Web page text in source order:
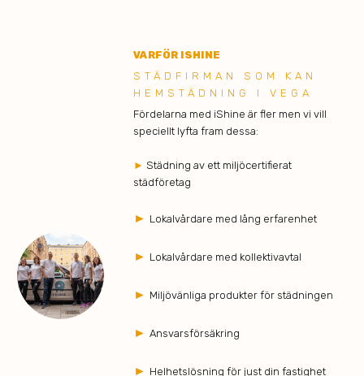
VARFÖR ISHINE
STÄDFIRMAN SOM KAN
HEMSTÄDNING I VEGA
Fördelarna med iShine är fler men vi vill
speciellt lyfta fram dessa:
► Städning av ett miljöcertifierat
städföretag
► Lokalvårdare med lång erfarenhet
► Lokalvårdare med kollektivavtal
► Miljövänliga produkter för städningen
►Ansvarsförsäkring
► Helhetslösning för just din fastighet